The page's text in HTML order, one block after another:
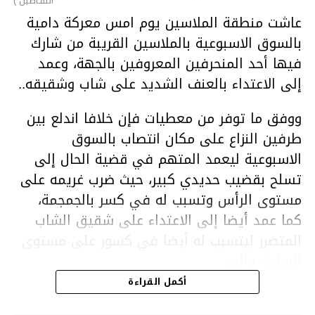
عاشت منطقة الملاسين يوم امس معركة دامية
بالسوق الاسبوعية بالملاسين القريبة من شارك
فيها أحد المنحرفين المعروفين بالجهة، وعمد
إلى الاعتداء بالعنف الشديد على شاب وشقيقه..
ووفق ما توفر من معطيات فإن خلافا اندلع بين
طرفين النزاع على مكان انتصاب بالسوق
الاسبوعية ليعمد المتهم في قضية الحال إلى
تسلح بقضيب حديدي كبير، حيث ضرب غريمه على
مستوى الرأس وتسبب له في كسر بالجمجمة،
كما عمد أيضا إلى الاعتداء على شقيق الشاب
المتضرر ليتسبب له أيضا في كسور على مستوى
هذا وقد تمكن أعوان مركز الأمن الوطني بحي
هلال في توقيت قياسي من محاصرة المشتبه به
أكمل القراءة